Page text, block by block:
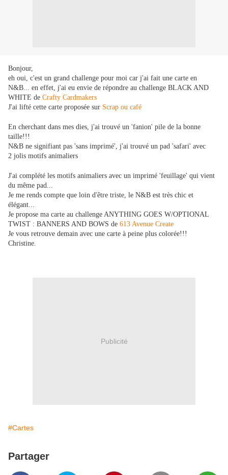
Bonjour,
eh oui, c'est un grand challenge pour moi car j'ai fait une carte en
N&B... en effet, j'ai eu envie de répondre au challenge BLACK AND
WHITE de Crafty Cardmakers
J'ai lifté cette carte proposée sur Scrap ou café
En cherchant dans mes dies, j'ai trouvé un 'fanion' pile de la bonne
taille!!!
N&B ne signifiant pas 'sans imprimé', j'ai trouvé un pad 'safari' avec
2 jolis motifs animaliers
J'ai complété les motifs animaliers avec un imprimé 'feuillage' qui vient
du même pad...
Je me rends compte que loin d'être triste, le N&B est très chic et
élégant...
Je propose ma carte au challenge ANYTHING GOES W/OPTIONAL
TWIST : BANNERS AND BOWS de 613 Avenue Create
Je vous retrouve demain avec une carte à peine plus colorée!!!
Christine.
Publicité
#Cartes
Partager